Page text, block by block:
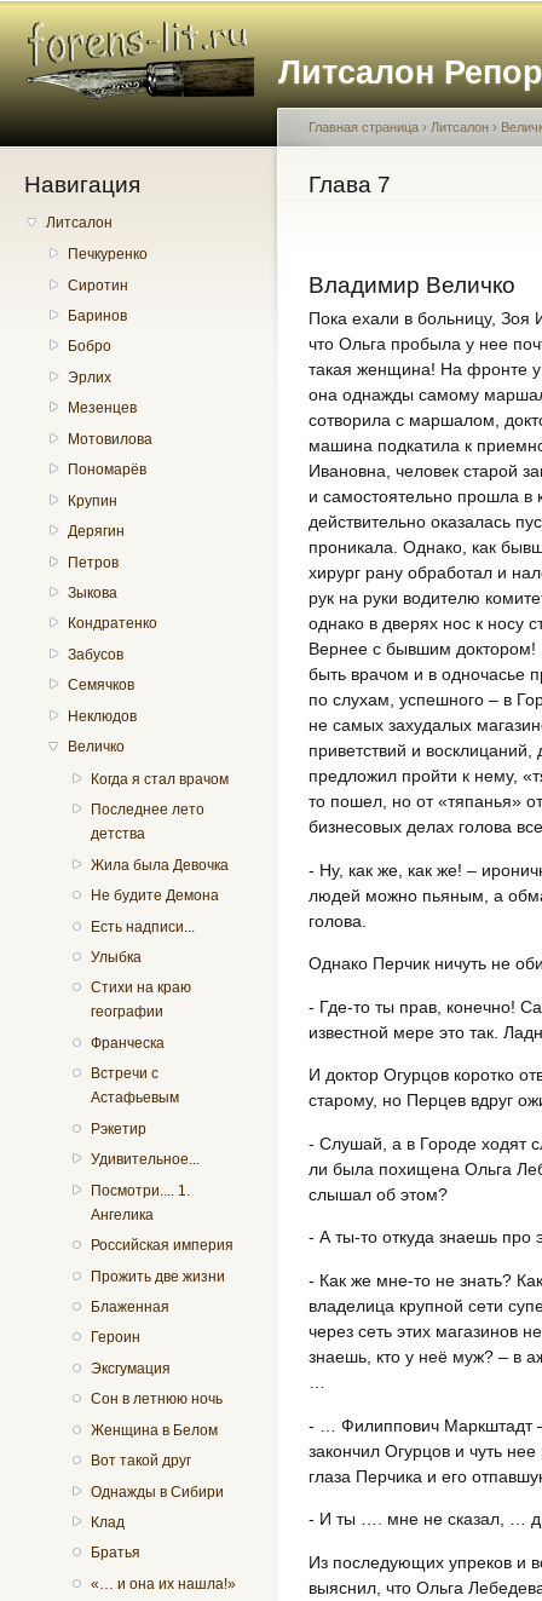
Литсалон
Навигация
Литсалон
Печкуренко
Сиротин
Баринов
Бобро
Эрлих
Мезенцев
Мотовилова
Пономарёв
Крупин
Дерягин
Петров
Зыкова
Кондратенко
Забусов
Семячков
Неклюдов
Величко
Когда я стал врачом
Последнее лето
детства
Жила была Девочка
Не будите Демона
Есть надписи...
Улыбка
Стихи на краю
географии
Франческа
Встречи с
Астафьевым
Рэкетир
Удивительное...
Посмотри.... 1.
Ангелика
Российская империя
Прожить две жизни
Блаженная
Героин
Эксгумация
Сон в летнюю ночь
Женщина в Белом
Вот такой друг
Однажды в Сибири
Клад
Братья
«… и она их нашла!»
Вы здесь
Главная страница › Литсалон ›
Глава 7
Владимир Величко
Пока ехали в больницу, Зоя
что Ольга пробыла у нее
такая женщина! На фронте у
она однажды самому
сотворила с маршалом,
машина подкатила к
Ивановна, человек старой
и самостоятельно прошла в
действительно оказалась
проникала. Однако, как
хирург рану обработал и
рук на руки водителю
однако в дверях нос к носу
Вернее с бывшим доктором!
быть врачом и в одночасье
по слухам, успешного – в
не самых захудалых
приветствий и
предложил пройти к нему,
то пошел, но от «тяпанья»
бизнесовых делах голова
- Ну, как же, как же! –
людей можно пьяным, а
голова.
Однако Перчик ничуть не
- Где-то ты прав, конечно!
известной мере это так.
И доктор Огурцов коротко
старому, но Перцев вдруг
- Слушай, а в Городе ходят
ли была похищена Ольга
слышал об этом?
- А ты-то откуда знаешь про
- Как же мне-то не знать?
владелица крупной сети
через сеть этих магазинов
знаешь, кто у неё муж? – в
- … Филиппович Маркштадт
закончил Огурцов и чуть
глаза Перчика и его
- И ты …. мне не сказал, …
Из последующих упреков и
выяснил, что Ольга